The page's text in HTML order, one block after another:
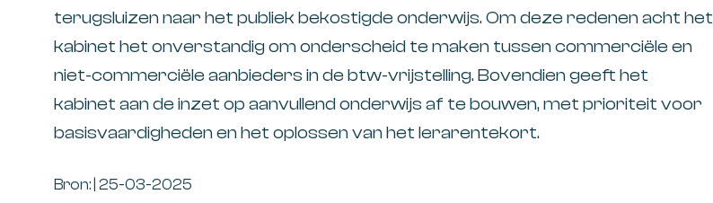
terugsluizen naar het publiek bekostigde onderwijs. Om deze redenen acht het
kabinet het onverstandig om onderscheid te maken tussen commerciële en
niet-commerciële aanbieders in de btw-vrijstelling. Bovendien geeft het
kabinet aan de inzet op aanvullend onderwijs af te bouwen, met prioriteit voor
basisvaardigheden en het oplossen van het lerarentekort.
Bron: | 25-03-2025